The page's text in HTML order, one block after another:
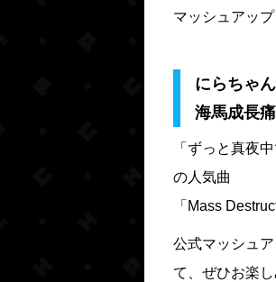
マッシュアッ
にらちゃ
海馬成長
「ずっと真夜
の人気曲
「Mass
公式マッシュ
て、ぜひお楽し